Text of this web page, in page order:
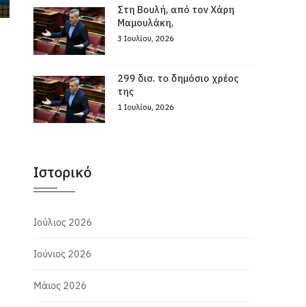
Στη Βουλή, από τον Χάρη
Μαμουλάκη,
3 Ιουλίου, 2026
299 δισ. το δημόσιο χρέος
της
1 Ιουλίου, 2026
Ιστορικό
Ιούλιος 2026
Ιούνιος 2026
Μάιος 2026